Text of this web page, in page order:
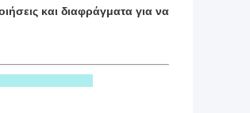
και διαφράγματα για να